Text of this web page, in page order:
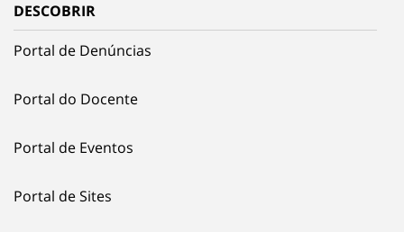
DESCOBRIR
Portal de Denúncias
Portal do Docente
Portal de Eventos
Portal de Sites